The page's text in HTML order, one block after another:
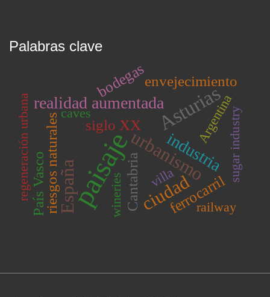
Palabras clave
paisaje
Asturias
España
urbanismo
ciudad
realidad aumentada
industria
riesgos naturales
envejecimiento
Cantabria
siglo XX
bodegas
País Vasco ferrocarril
regeneración urbana Argentinasugar industry
villa
wineries railway
caves